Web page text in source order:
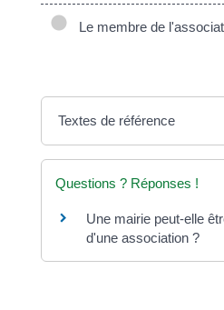
Le membre de
Textes de référence
Questions ? Réponses !
Une mairie peut-elle
d'une association ?